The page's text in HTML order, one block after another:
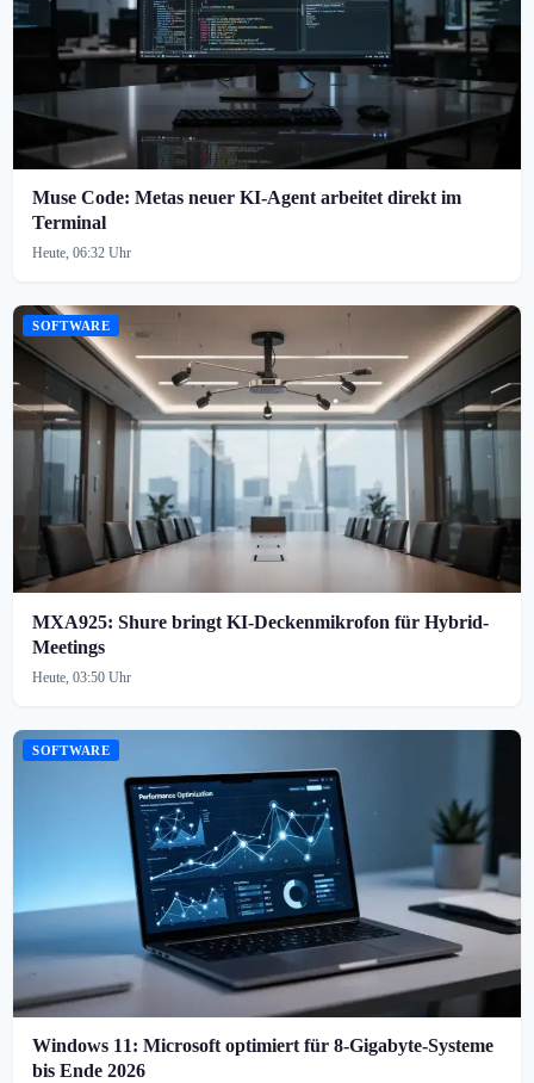
Muse Code: Metas neuer KI-Agent arbeitet direkt im
Terminal
Heute, 06:32 Uhr
SOFTWARE
MXA925: Shure bringt KI-Deckenmikrofon für Hybrid-
Meetings
Heute, 03:50 Uhr
SOFTWARE
Windows 11: Microsoft optimiert für 8-Gigabyte-Systeme
bis Ende 2026